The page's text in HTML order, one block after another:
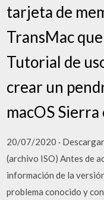
tarjeta de
TransMac
Tutorial de
crear un
macOS Sierra
20/07/2020 ·
(archivo ISO) Antes de
información de la
problema conocido y